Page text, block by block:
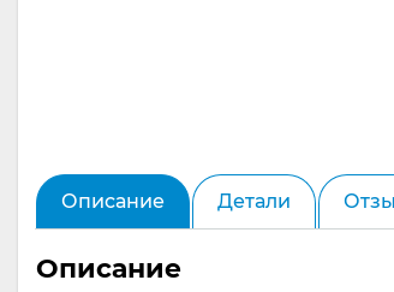
Описание Детали
Описание